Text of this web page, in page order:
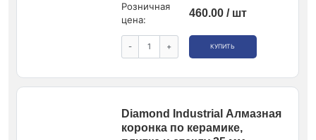
Розничная
цена:
460.00 / шт
- + КУПИТЬ
Diamond Industrial Алмазная
коронка по керамике,